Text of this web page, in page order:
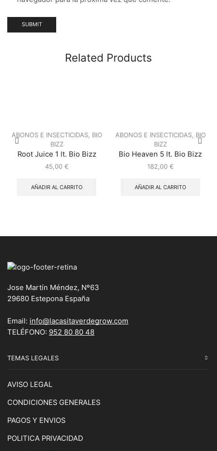
Related Products
ABONOS E INSECTICIDAS, BIO
BIZZ
Root Juice 1 lt. Bio Bizz
45,00 €
AÑADIR AL CARRITO
ABONOS E INSECTICIDAS, BIO
BIZZ
Bio Heaven 5 lt. Bio Bizz
182,00 €
AÑADIR AL CARRITO
Jose Martín Méndez, Nº63
29680 Estepona España
Email: info@lacasitaverdegrow.com
TELÉFONO: 952 80 80 48
TEMAS LEGALES
AVISO LEGAL
CONDICIONES GENERALES
PAGOS Y ENVIOS
POLITICA PRIVACIDAD